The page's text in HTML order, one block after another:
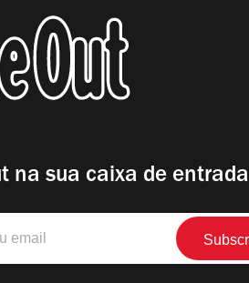
na sua caixa de entrada